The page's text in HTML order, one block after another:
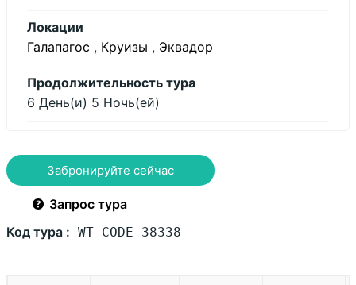
Локации
Галапагос , Круизы , Эквадор
Продолжительность тура
6 День(и) 5 Ночь(ей)
Забронируйте сейчас
Запрос тура
Код тура : WT-CODE 38338